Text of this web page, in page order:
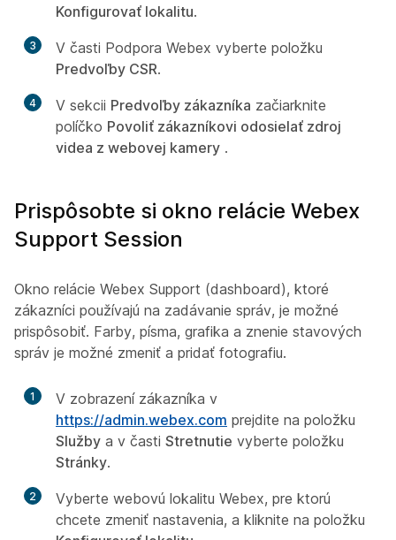
Konfigurovať lokalitu.
3
V časti Podpora Webex vyberte položku
Predvoľby CSR.
4 V sekcii Predvoľby zákazníka začiarknite
políčko Povoliť zákazníkovi odosielať zdroj
videa z webovej kamery .
Prispôsobte si okno relácie Webex
Support Session
Okno relácie Webex Support (dashboard), ktoré
zákazníci používajú na zadávanie správ, je možné
prispôsobiť. Farby, písma, grafika a znenie stavových
správ je možné zmeniť a pridať fotografiu.
1
V zobrazení zákazníka v
https://admin.webex.com prejdite na položku
Služby a v časti Stretnutie vyberte položku
Stránky.
2
Vyberte webovú lokalitu Webex, pre ktorú
chcete zmeniť nastavenia, a kliknite na položku